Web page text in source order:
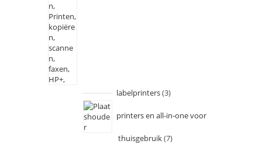
labelprinters 3
printers en all-in-one voor
thuisgebruik 7